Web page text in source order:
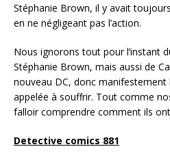
Stéphanie Brown, il y avait
en ne négligeant pas l’action.
Nous ignorons tout pour l’instant
Stéphanie Brown, mais aussi de
nouveau DC, donc
appelée à souffrir. Tout comme
falloir comprendre comment ils
Detective comics 881